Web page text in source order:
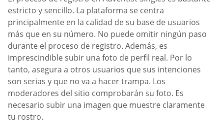
estricto y sencillo. La plataforma se centra
principalmente en la calidad de su base de usuarios
más que en su número. No puede omitir ningún paso
durante el proceso de registro. Además, es
imprescindible subir una foto de perfil real. Por lo
tanto, asegura a otros usuarios que sus intenciones
son serias y que no va a hacer trampa. Los
moderadores del sitio comprobarán su foto. Es
necesario subir una imagen que muestre claramente
tu rostro.